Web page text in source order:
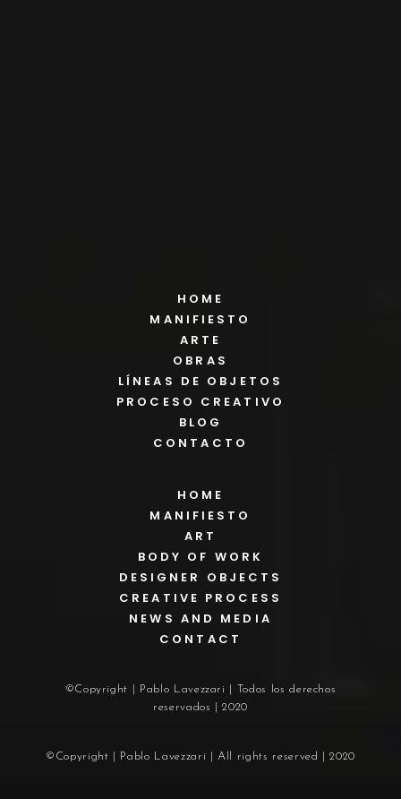
HOME
MANIFIESTO
ARTE
OBRAS
LÍNEAS DE OBJETOS
PROCESO CREATIVO
BLOG
CONTACTO
HOME
MANIFIESTO
ART
BODY OF WORK
DESIGNER OBJECTS
CREATIVE PROCESS
NEWS AND MEDIA
CONTACT
©Copyright | Pablo Lavezzari | Todos los derechos
reservados | 2020
©Copyright | Pablo Lavezzari | All rights reserved | 2020